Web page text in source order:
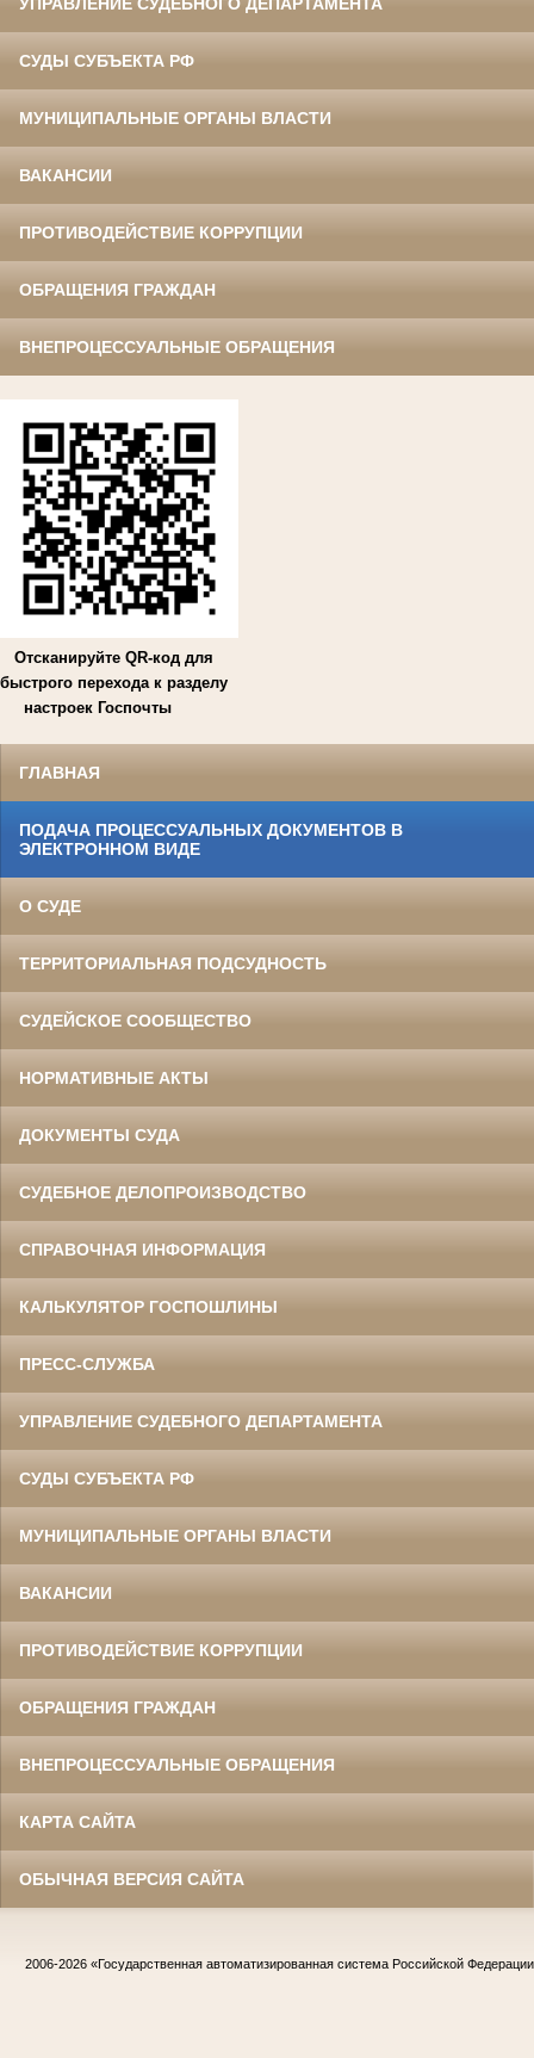
СУДЫ СУБЪЕКТА РФ
МУНИЦИПАЛЬНЫЕ ОРГАНЫ ВЛАСТИ
ВАКАНСИИ
ПРОТИВОДЕЙСТВИЕ КОРРУПЦИИ
ОБРАЩЕНИЯ ГРАЖДАН
ВНЕПРОЦЕССУАЛЬНЫЕ ОБРАЩЕНИЯ
Отсканируйте QR-код для
быстрого перехода к разделу
настроек Госпочты
ГЛАВНАЯ
ПОДАЧА ПРОЦЕССУАЛЬНЫХ ДОКУМЕНТОВ В
ЭЛЕКТРОННОМ ВИДЕ
О СУДЕ
ТЕРРИТОРИАЛЬНАЯ ПОДСУДНОСТЬ
СУДЕЙСКОЕ СООБЩЕСТВО
НОРМАТИВНЫЕ АКТЫ
ДОКУМЕНТЫ СУДА
СУДЕБНОЕ ДЕЛОПРОИЗВОДСТВО
СПРАВОЧНАЯ ИНФОРМАЦИЯ
КАЛЬКУЛЯТОР ГОСПОШЛИНЫ
ПРЕСС-СЛУЖБА
УПРАВЛЕНИЕ СУДЕБНОГО ДЕПАРТАМЕНТА
СУДЫ СУБЪЕКТА РФ
МУНИЦИПАЛЬНЫЕ ОРГАНЫ ВЛАСТИ
ВАКАНСИИ
ПРОТИВОДЕЙСТВИЕ КОРРУПЦИИ
ОБРАЩЕНИЯ ГРАЖДАН
ВНЕПРОЦЕССУАЛЬНЫЕ ОБРАЩЕНИЯ
КАРТА САЙТА
ОБЫЧНАЯ ВЕРСИЯ САЙТА
2006-2026 «Государственная автоматизированная система Российской